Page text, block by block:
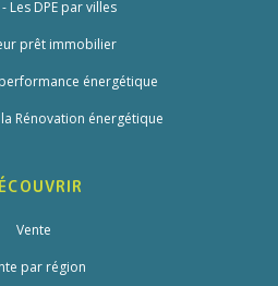
Les DPE par villes
prêt immobilier
énergétique
Rénovation énergétique
Vente
par région